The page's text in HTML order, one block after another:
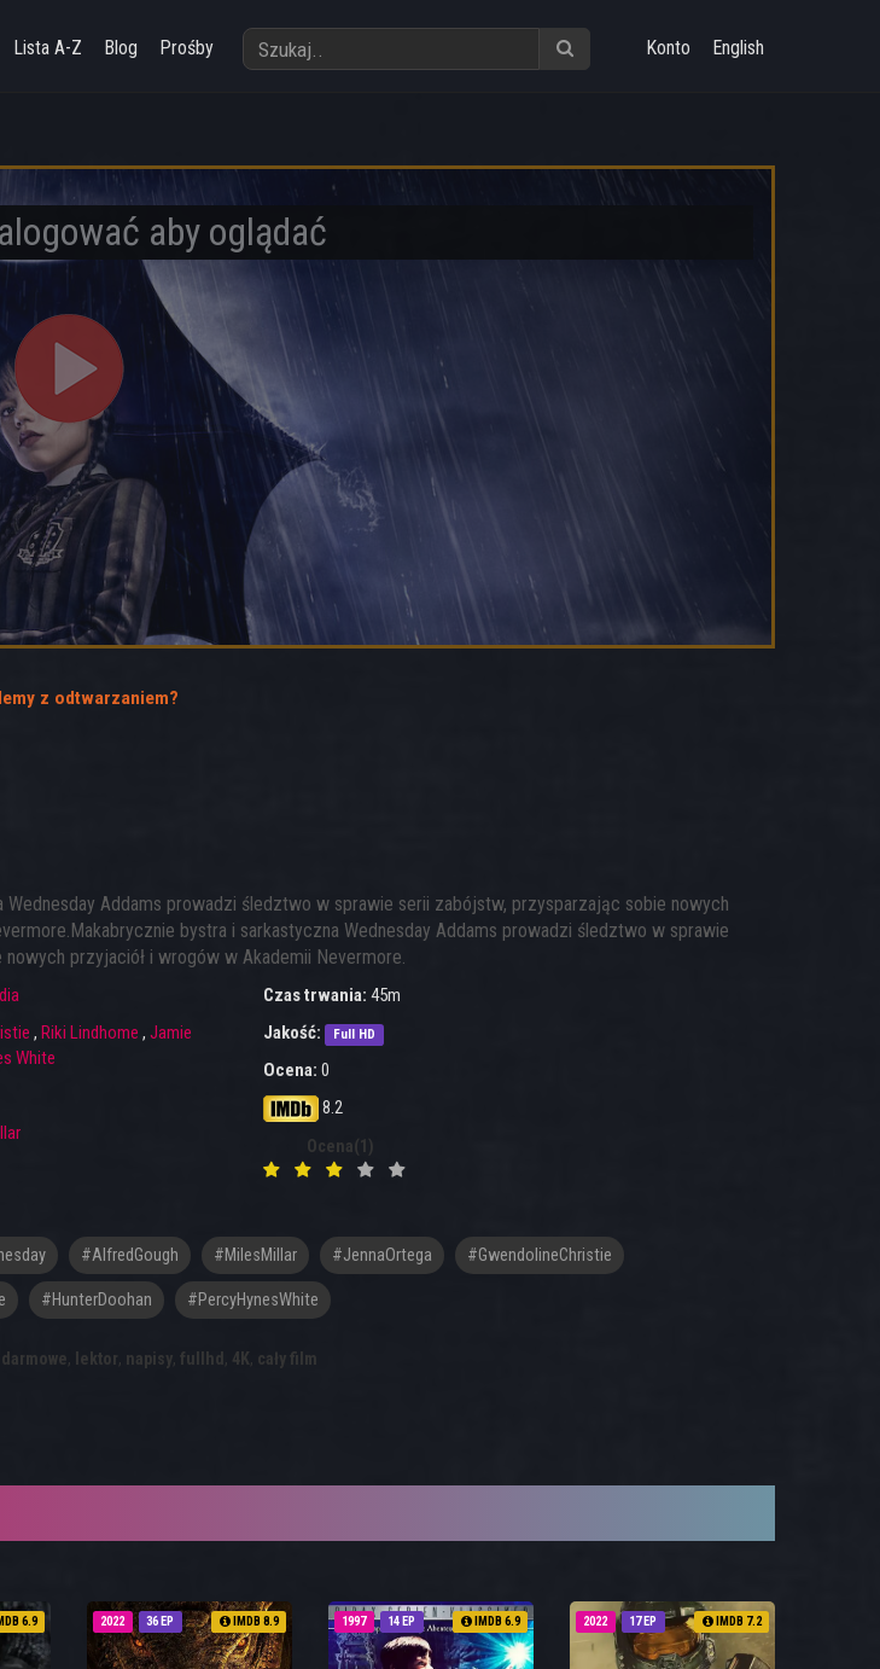
Lista A-Z Blog Prośby Konto English
aby oglądać
z odtwarzaniem?
Wednesday Addams prowadzi śledztwo w sprawie serii zabójstw, przysparzając sobie nowych
Makabrycznie bystra i sarkastyczna Wednesday Addams prowadzi śledztwo w sprawie
przyjaciół i wrogów w Akademii Nevermore.
, Riki Lindhome , Jamie
White
Czas trwania: 45m
Jakość:
Full HD
Ocena: 0
8.2
Ocena(1)
#AlfredGough #MilesMillar #JennaOrtega #GwendolineChristie
#HunterDoohan #PercyHynesWhite
darmowe, lektor, napisy, fullhd , 4K, cały film
6.9 36 EP
2022 IMDB 8.9 14 EP
1997 IMDB 6.9 17 EP
2022 IMDB 7.2